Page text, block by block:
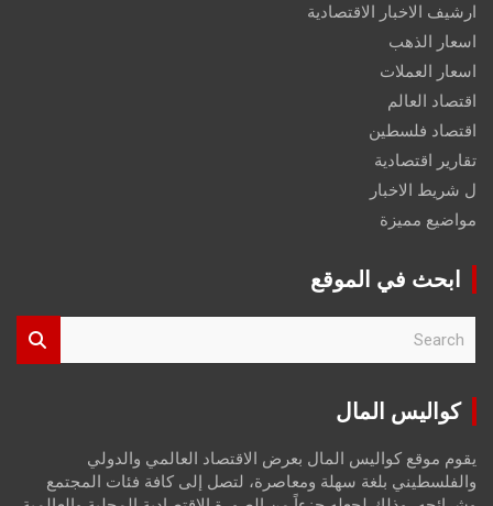
ارشيف الاخبار الاقتصادية
اسعار الذهب
اسعار العملات
اقتصاد العالم
اقتصاد فلسطين
تقارير اقتصادية
ل شريط الاخبار
مواضيع مميزة
ابحث في الموقع
r
كواليس المال
يقوم موقع كواليس المال بعرض الاقتصاد العالمي والدولي
والفلسطيني بلغة سهلة ومعاصرة، لتصل إلى كافة فئات المجتمع